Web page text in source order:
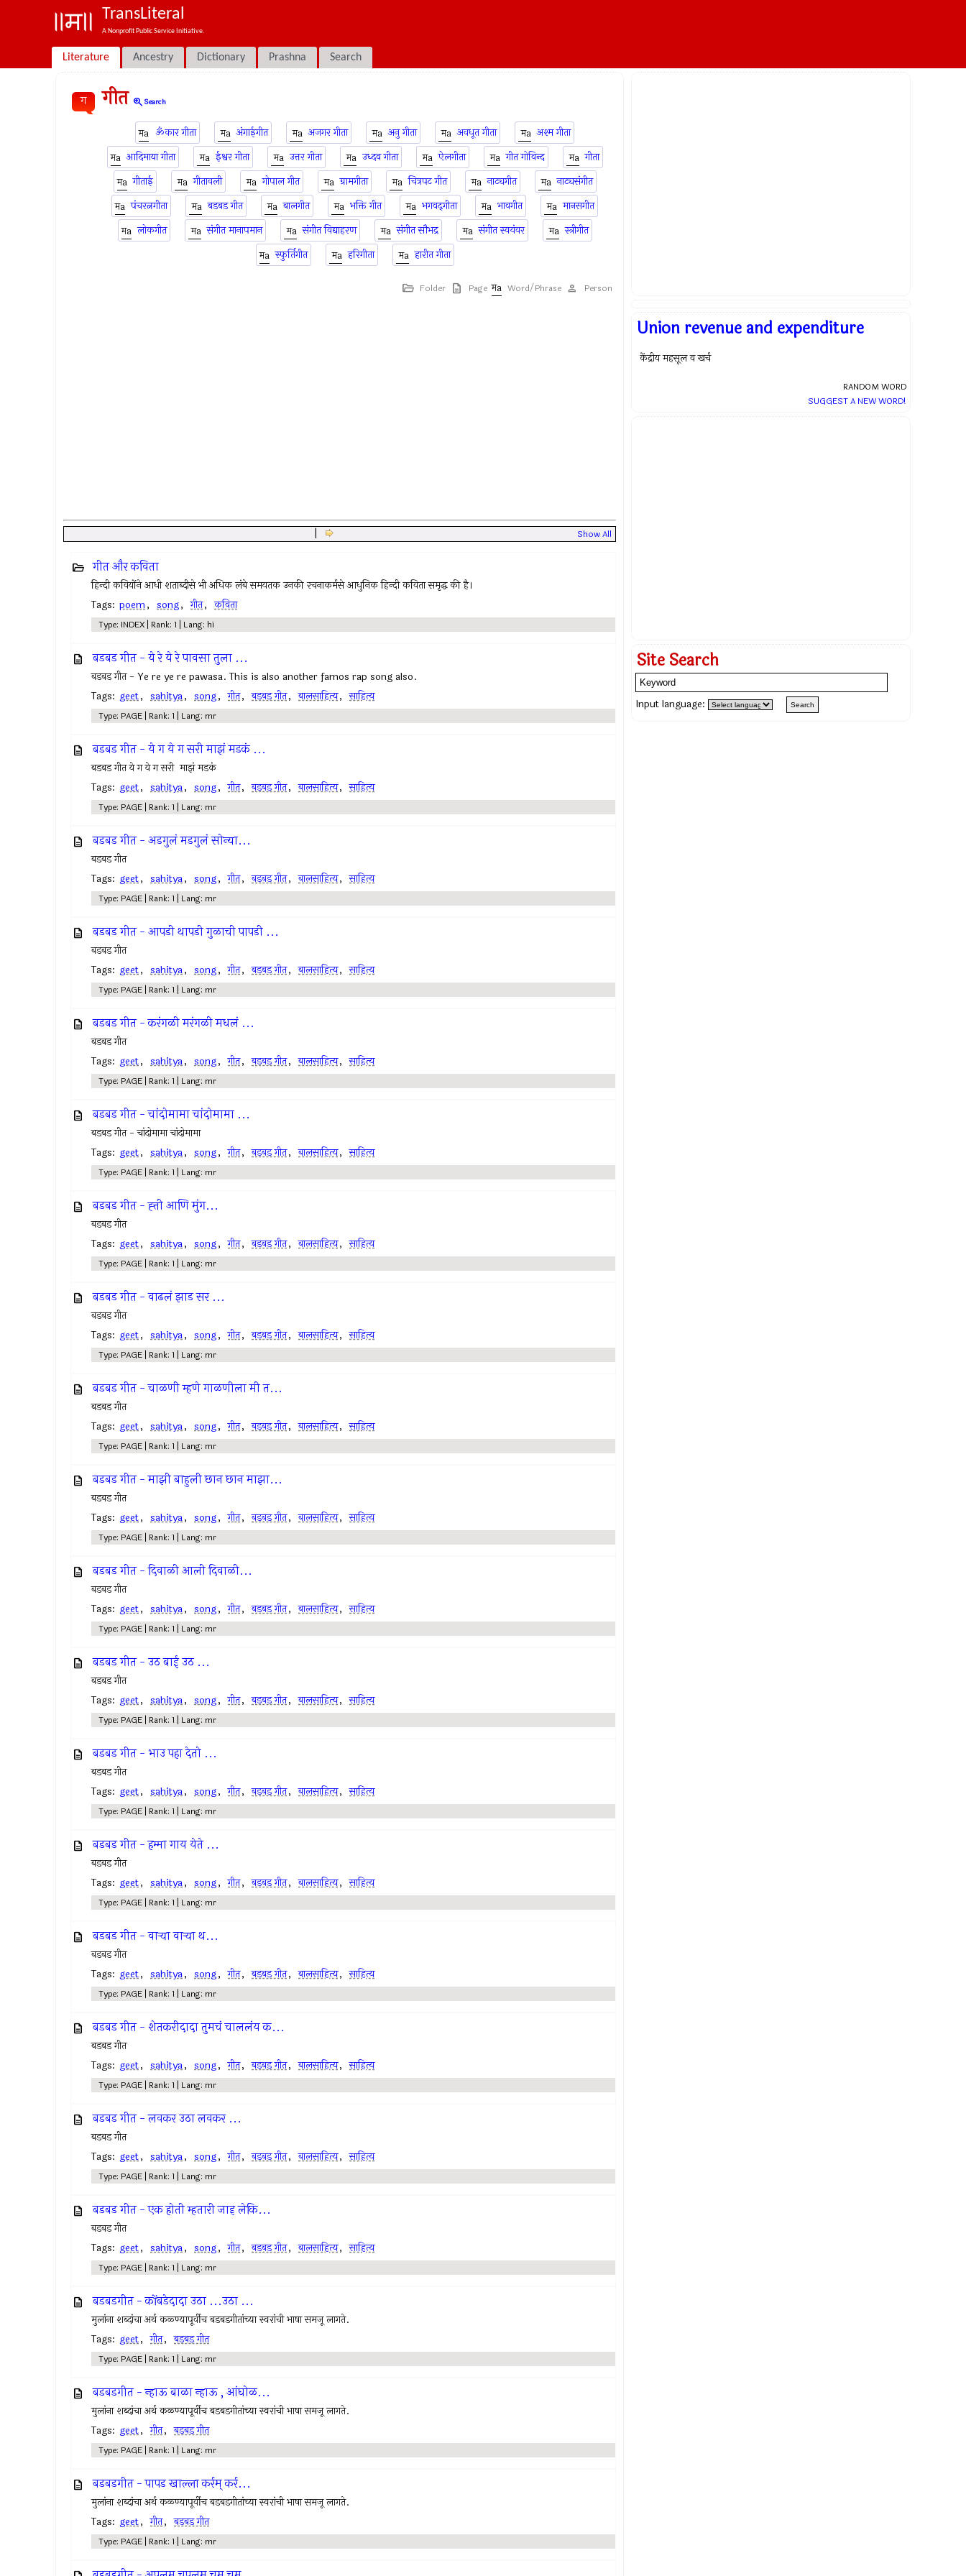
TransLiteral
A Nonprofit Public Service Initiative.
Literature Ancestry Dictionary Prashna Search
ग गीत zoom_inSearch
ॐकार गीता अंगाईगीत अजगर गीता अनु गीता अवधूत गीता
अश्म गीता
आदिमाया गीता
ईश्वर गीता उत्तर गीता उध्दव गीता ऐलगीता गीत गोविन्द
गीता
गीताई
गीतावली गोपाल गीत ग्रामगीता चित्रपट गीत नाट्यगीत
नाट्यसंगीत
पंचरत्नगीता
बडबड गीत बालगीत भक्ति गीत भगवद्‌गीता भावगीत
मानसगीत
लोकगीत
संगीत मानापमान संगीत विद्याहरण संगीत सौभद्र संगीत स्वयंवर
स्त्रीगीत
स्फुर्तिगीत
हरिगीता हारीत गीता
Folder Page Word/Phrase Person
Show All
गीत और कविता
हिन्दी कवियोंने आधी शताब्दीसे भी अधिक लंबे समयतक उनकी रचनाकर्मसे आधुनिक हिन्दी कविता समृद्ध की है।
Tags: poem, song, गीत, कविता
Type: INDEX | Rank: 1 | Lang: hi
बडबड गीत - ये रे ये रे पावसा तुला ...
बडबड गीत - Ye re ye re pawasa. This is also another famos rap song also.
Tags: geet, sahitya, song, गीत, बडबड गीत, बालसाहित्य, साहित्य
Type: PAGE | Rank: 1 | Lang: mr
बडबड गीत - ये ग ये ग सरी माझं मडकं ...
बडबड गीत ये ग ये ग सरी माझं मडकं
Tags: geet, sahitya, song, गीत, बडबड गीत, बालसाहित्य, साहित्य
Type: PAGE | Rank: 1 | Lang: mr
बडबड गीत - अडगुलं मडगुलं सोन्या...
बडबड गीत
Tags: geet, sahitya, song, गीत, बडबड गीत, बालसाहित्य, साहित्य
Type: PAGE | Rank: 1 | Lang: mr
बडबड गीत - आपडी थापडी गुळाची पापडी ...
बडबड गीत
Tags: geet, sahitya, song, गीत, बडबड गीत, बालसाहित्य, साहित्य
Type: PAGE | Rank: 1 | Lang: mr
बडबड गीत - करंगळी मरंगळी मधलं ...
बडबड गीत
Tags: geet, sahitya, song, गीत, बडबड गीत, बालसाहित्य, साहित्य
Type: PAGE | Rank: 1 | Lang: mr
बडबड गीत - चांदोमामा चांदोमामा ...
बडबड गीत - चांदोमामा चांदोमामा
Tags: geet, sahitya, song, गीत, बडबड गीत, बालसाहित्य, साहित्य
Type: PAGE | Rank: 1 | Lang: mr
बडबड गीत - ह्त्ती आणि मुंग...
बडबड गीत
Tags: geet, sahitya, song, गीत, बडबड गीत, बालसाहित्य, साहित्य
Type: PAGE | Rank: 1 | Lang: mr
बडबड गीत - वाढलं झाड सर ...
बडबड गीत
Tags: geet, sahitya, song, गीत, बडबड गीत, बालसाहित्य, साहित्य
Type: PAGE | Rank: 1 | Lang: mr
बडबड गीत - चाळणी म्हणे गाळणीला मी त...
बडबड गीत
Tags: geet, sahitya, song, गीत, बडबड गीत, बालसाहित्य, साहित्य
Type: PAGE | Rank: 1 | Lang: mr
बडबड गीत - माझी बाहुली छान छान माझा...
बडबड गीत
Tags: geet, sahitya, song, गीत, बडबड गीत, बालसाहित्य, साहित्य
Type: PAGE | Rank: 1 | Lang: mr
बडबड गीत - दिवाळी आली दिवाळी...
बडबड गीत
Tags: geet, sahitya, song, गीत, बडबड गीत, बालसाहित्य, साहित्य
Type: PAGE | Rank: 1 | Lang: mr
बडबड गीत - उठ बाई उठ ...
बडबड गीत
Tags: geet, sahitya, song, गीत, बडबड गीत, बालसाहित्य, साहित्य
Type: PAGE | Rank: 1 | Lang: mr
बडबड गीत - भाउ पहा देतो ...
बडबड गीत
Tags: geet, sahitya, song, गीत, बडबड गीत, बालसाहित्य, साहित्य
Type: PAGE | Rank: 1 | Lang: mr
बडबड गीत - हम्मा गाय येते ...
बडबड गीत
Tags: geet, sahitya, song, गीत, बडबड गीत, बालसाहित्य, साहित्य
Type: PAGE | Rank: 1 | Lang: mr
बडबड गीत - वार्‍या वार्‍या थ...
बडबड गीत
Tags: geet, sahitya, song, गीत, बडबड गीत, बालसाहित्य, साहित्य
Type: PAGE | Rank: 1 | Lang: mr
बडबड गीत - शेतकरीदादा तुमचं चाललंय क...
बडबड गीत
Tags: geet, sahitya, song, गीत, बडबड गीत, बालसाहित्य, साहित्य
Type: PAGE | Rank: 1 | Lang: mr
बडबड गीत - लवकर उठा लवकर ...
बडबड गीत
Tags: geet, sahitya, song, गीत, बडबड गीत, बालसाहित्य, साहित्य
Type: PAGE | Rank: 1 | Lang: mr
बडबड गीत - एक होती म्हतारी जाइ लेकि...
बडबड गीत
Tags: geet, sahitya, song, गीत, बडबड गीत, बालसाहित्य, साहित्य
Type: PAGE | Rank: 1 | Lang: mr
बडबडगीत - कोंबडेदादा उठा ...उठा ...
मुलांना शब्दांचा अर्थ कळ्ण्यापूर्वीच बडबडगीतांच्या स्वरांची भाषा समजू लागते.
Tags: geet, गीत, बडबड गीत
Type: PAGE | Rank: 1 | Lang: mr
बडबडगीत - न्हाऊ बाळा न्हाऊ , आंघोळ...
मुलांना शब्दांचा अर्थ कळ्ण्यापूर्वीच बडबडगीतांच्या स्वरांची भाषा समजू लागते.
Tags: geet, गीत, बडबड गीत
Type: PAGE | Rank: 1 | Lang: mr
बडबडगीत - पापड खाल्ला कर्रम् कर्र...
मुलांना शब्दांचा अर्थ कळ्ण्यापूर्वीच बडबडगीतांच्या स्वरांची भाषा समजू लागते.
Tags: geet, गीत, बडबड गीत
Type: PAGE | Rank: 1 | Lang: mr
Union revenue and expenditure
केंद्रीय महसूल व खर्च
RANDOM WORD
SUGGEST A NEW WORD!
Site Search
Input language: